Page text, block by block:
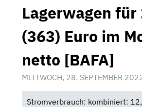
Lagerwagen für
(363) Euro im
netto [BAFA]
MITTWOCH, 28. SEPTEMBER
Stromverbrauch: kombiniert: